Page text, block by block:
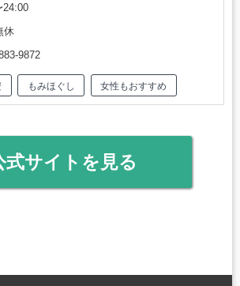
24:00
休
9872
もみほぐし 女性もおすすめ
式サイトを見る